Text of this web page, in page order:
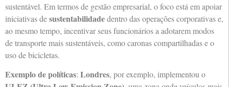
sustentável. Em termos de gestão empresarial, o foco está em apoiar
iniciativas desustentabilidadedentro das operações corporativas e,
ao mesmo tempo, incentivar seus funcionários a adotarem modos
de transporte mais sustentáveis, como caronas compartilhadas e o
uso de bicicletas.
Exemplo de políticas: Londres, por exemplo, implementou o